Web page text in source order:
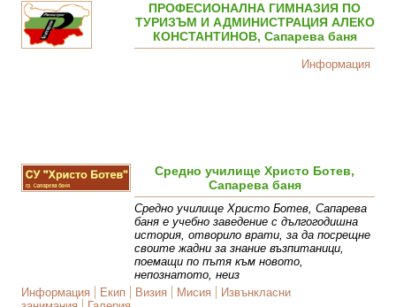
ПРОФЕСИОНАЛНА ГИМНАЗИЯ ПО
ТУРИЗЪМ И АДМИНИСТРАЦИЯ АЛЕКО
КОНСТАНТИНОВ, Сапарева баня
Информация
Средно училище Христо Ботев,
Сапарева баня
Средно училище Христо Ботев, Сапарева
баня е учебно заведение с дългогодишна
история, отворило врати, за да посрещне
своите жадни за знание възпитаници,
поемащи по пътя към новото,
непознатото, неиз
Информация
Екип Визия Мисия
Извънкласни